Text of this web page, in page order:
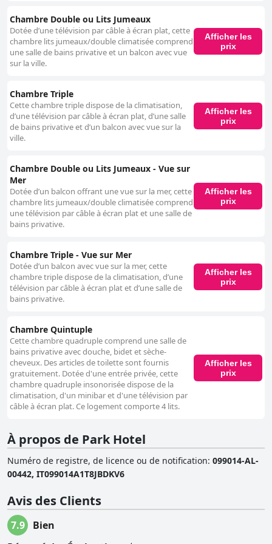
plage privée propre et bien équipée. Les clients apprécient la commodité
des chaises longues, des parasols et des salles de bains propres, ainsi
que l'atmosphère balnéaire animée. Les options de stationnement au
Park Hotel, bien que pratiques et sécurisées, sont principalement
payantes et parfois limitées en disponibilité. Les places de stationnement
conseillé de planifier et de réserver à l'avance pour éviter les conditions
exiguës et encombrées. Les équipements pour les familles sont un atout
notable, avec divers équipements tels que des salles de jeux intérieures,
une aire de jeux pour enfants et des chambres axées sur la famille qui
améliorent le confort et la commodité pour les clients avec enfants. Les
commentaires positifs soulignent les hébergements bien pensés et
vacances en famille. En résumé, le Park Hotel offre un emplacement
privilégié en bord de mer, un excellent petit-déjeuner et un service
exceptionnel du personnel, ce qui en fait un choix intéressant pour les
visiteurs de Rimini. Bien qu'il y ait des domaines à améliorer, tels que la
variété des dîners et la constance du Wi-Fi, l'expérience globale des
clients reste particulièrement positive, en particulier pour les familles et
ceux qui recherchent un séjour propre et confortable au bord de la mer.
Chambre Double ou Lits Jumeaux
Dotée d’une télévision par câble à écran plat, cette
chambre lits jumeaux/double climatisée comprend
une salle de bains privative et un balcon avec vue
sur la ville.
Afficher les
prix
Chambre Triple
Cette chambre triple dispose de la climatisation,
d’une télévision par câble à écran plat, d’une salle
de bains privative et d’un balcon avec vue sur la
ville.
Afficher les
prix
Chambre Double ou Lits Jumeaux - Vue sur
Mer
Dotée d’un balcon offrant une vue sur la mer, cette
chambre lits jumeaux/double climatisée comprend
une télévision par câble à écran plat et une salle de
bains privative.
Afficher les
prix
Chambre Triple - Vue sur Mer
Dotée d’un balcon avec vue sur la mer, cette
chambre triple dispose de la climatisation, d’une
télévision par câble à écran plat et d’une salle de
bains privative.
Afficher les
prix
Chambre Quintuple
Cette chambre quadruple comprend une salle de
bains privative avec douche, bidet et sèche-
cheveux. Des articles de toilette sont fournis
gratuitement. Dotée d'une entrée privée, cette
chambre quadruple insonorisée dispose de la
climatisation, d'un minibar et d'une télévision par
câble à écran plat. Ce logement comporte 4 lits.
Afficher les
prix
À propos de Park Hotel
Numéro de registre, de licence ou de notification: 099014-AL-
00442, IT099014A1T8JBDKV6
Avis des Clients
7.9
Bien